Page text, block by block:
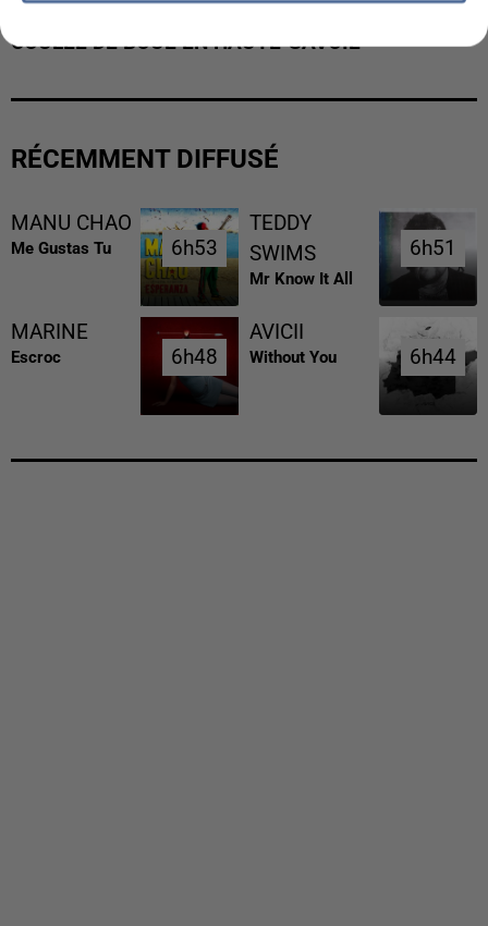
COULÉE DE BOUE EN HAUTE-SAVOIE
RÉCEMMENT DIFFUSÉ
MANU CHAO
Me Gustas Tu 6h53
6h53
TEDDY
SWIMS
Mr Know It All
6h51
6h51
MARINE
Escroc 6h48
6h48
AVICII
Without You 6h44
6h44